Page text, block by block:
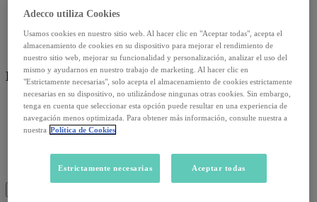
Reformas laborales
Reskilling y upskilling
Salud emocional y post-pandemia
Recursos:
Artículos
Infografías
Informes
Adecco utiliza Cookies
Usamos cookies en nuestro sitio web. Al hacer clic en "Aceptar todas", acepta el
almacenamiento de cookies en su dispositivo para mejorar el rendimiento de
nuestro sitio web, mejorar su funcionalidad y personalización, analizar el uso del
mismo y ayudarnos en nuestro trabajo de marketing. Al hacer clic en
"Estrictamente necesarias", solo acepta el almacenamiento de cookies estrictamente
necesarias en su dispositivo, no utilizándose ningunas otras cookies. Sin embargo,
tenga en cuenta que seleccionar esta opción puede resultar en una experiencia de
navegación menos optimizada. Para obtener más información, consulte nuestra a
nuestra Política de Cookies
Estrictamente necesarias Aceptar todas